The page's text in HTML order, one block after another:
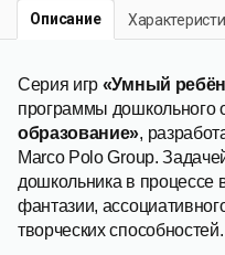
Описание
Серия игр «Умный
программы дошкольного
образование»,
Marco Polo Group.
дошкольника в процессе
фантазии,
творческих способностей.